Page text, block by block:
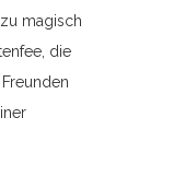
magisch
die